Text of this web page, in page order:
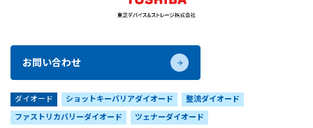
お問い合わせ
ダイオード ショットキーバリアダイオード
整流ダイオード
ファストリカバリーダイオード
ツェナーダイオード